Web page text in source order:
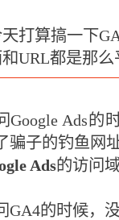
打算搞一下
和URL都是那
Google Ads的
骗子的钓鱼网
Ads的访问
GA4的时候，